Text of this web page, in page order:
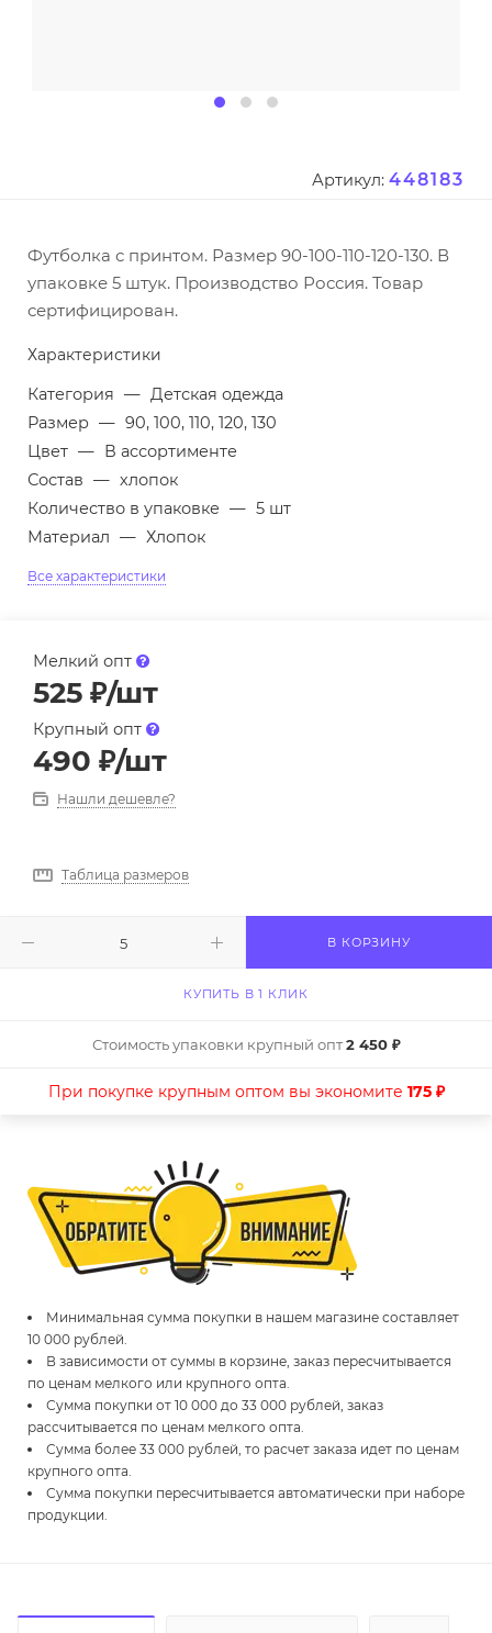
Артикул: 448183
Футболка с принтом. Размер 90-100-110-120-130. В
упаковке 5 штук. Производство Россия. Товар
сертифицирован.
Характеристики
Категория — Детская одежда
Размер — 90, 100, 110, 120, 130
Цвет — В ассортименте
Состав — хлопок
Количество в упаковке — 5 шт
Материал — Хлопок
Все характеристики
Мелкий опт
525 ₽/шт
Крупный опт
490 ₽/шт
Нашли дешевле?
Таблица размеров
В КОРЗИНУ
КУПИТЬ В 1 КЛИК
Стоимость упаковки крупный опт2 450 ₽
При покупке крупным оптом вы экономите 175 ₽
Минимальная сумма покупки в нашем магазине составляет
10 000 рублей.
В зависимости от суммы в корзине, заказ пересчитывается
по ценам мелкого или крупного опта.
Сумма покупки от 10 000 до 33 000 рублей, заказ
рассчитывается по ценам мелкого опта.
Сумма более 33 000 рублей, то расчет заказа идет по ценам
крупного опта.
Сумма покупки пересчитывается автоматически при наборе
продукции.